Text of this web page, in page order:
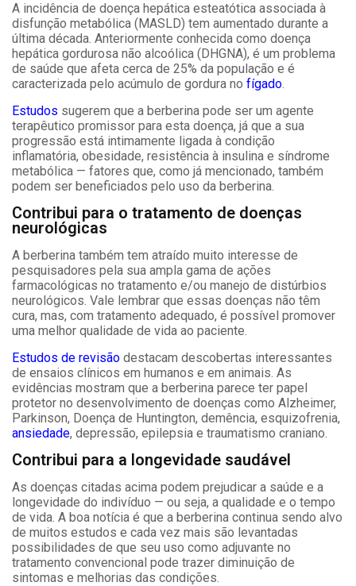
A incidência de doença hepática esteatótica associada à
disfunção metabólica (MASLD) tem aumentado durante a
última década. Anteriormente conhecida como doença
hepática gordurosa não alcoólica (DHGNA), é um problema
de saúde que afeta cerca de 25% da população e é
caracterizada pelo acúmulo de gordura no fígado.
Estudos sugerem que a berberina pode ser um agente
terapêutico promissor para esta doença, já que a sua
progressão está intimamente ligada à condição
inflamatória, obesidade, resistência à insulina e síndrome
metabólica — fatores que, como já mencionado, também
podem ser beneficiados pelo uso da berberina.
Contribui para o tratamento de doenças
neurológicas
A berberina também tem atraído muito interesse de
pesquisadores pela sua ampla gama de ações
farmacológicas no tratamento e/ou manejo de distúrbios
neurológicos. Vale lembrar que essas doenças não têm
cura, mas, com tratamento adequado, é possível promover
uma melhor qualidade de vida ao paciente.
Estudos de revisão destacam descobertas interessantes
de ensaios clínicos em humanos e em animais. As
evidências mostram que a berberina parece ter papel
protetor no desenvolvimento de doenças como Alzheimer,
Parkinson, Doença de Huntington, demência, esquizofrenia,
ansiedade, depressão, epilepsia e traumatismo craniano.
Contribui para a longevidade saudável
As doenças citadas acima podem prejudicar a saúde e a
longevidade do indivíduo — ou seja, a qualidade e o tempo
de vida. A boa notícia é que a berberina continua sendo alvo
de muitos estudos e cada vez mais são levantadas
possibilidades de que seu uso como adjuvante no
tratamento convencional pode trazer diminuição de
sintomas e melhorias das condições.